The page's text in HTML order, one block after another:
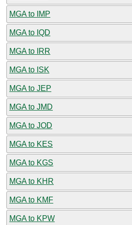
MGA to IMP
MGA to IQD
MGA to IRR
MGA to ISK
MGA to JEP
MGA to JMD
MGA to JOD
MGA to KES
MGA to KGS
MGA to KHR
MGA to KMF
MGA to KPW